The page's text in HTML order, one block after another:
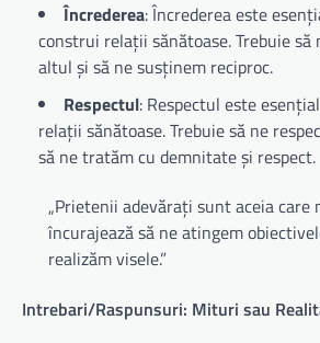
Încrederea: Încrederea este
construi relații sănătoase. Trebuie
altul și să ne susținem reciproc.
Respectul: Respectul este
relații sănătoase. Trebuie să ne
să ne tratăm cu demnitate și respect.
„Prietenii adevărați sunt aceia care
încurajează să ne atingem
realizăm visele.”
Intrebari/Raspunsuri: Mituri sau